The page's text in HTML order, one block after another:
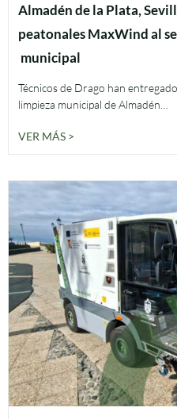
Almadén de la Plata,
peatonales MaxWind al
municipal
Técnicos de Drago han
limpieza municipal de Almadén…
VER MÁS >